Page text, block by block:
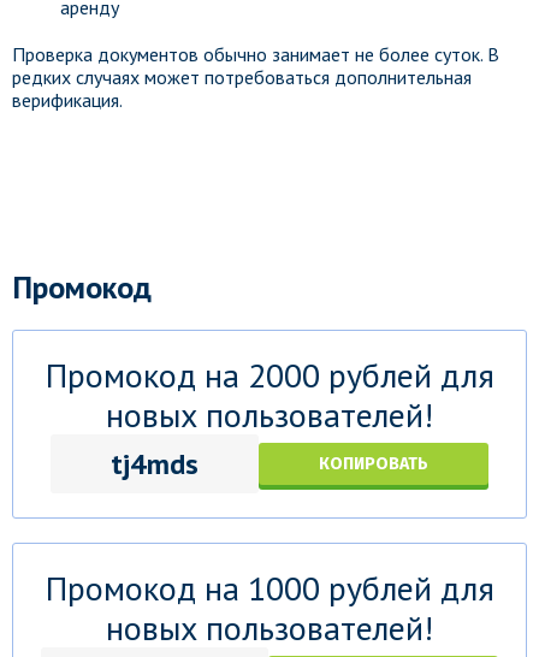
аренду
Проверка документов обычно занимает не более суток. В
редких случаях может потребоваться дополнительная
верификация.
Промокод
Промокод на 2000 рублей для
новых пользователей!
tj4mds КОПИРОВАТЬ
Промокод на 1000 рублей для
новых пользователей!